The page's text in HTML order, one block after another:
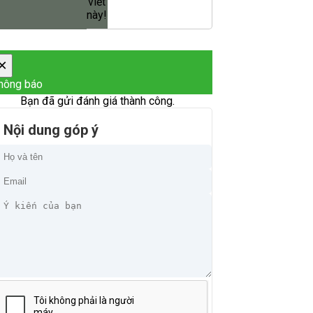
này!
báo
Bạn đã gửi đánh giá thành công.
Nội dung góp ý